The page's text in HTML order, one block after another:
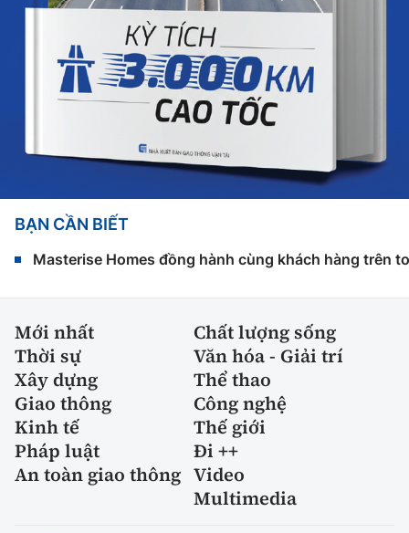
BẠN CẦN BIẾT
Masterise Homes đồng hành cùng khách hàng trên
Mới nhất
Chất lượng sống
Thời sự
Văn hóa - Giải trí
Xây dựng
Thể thao
Giao thông
Công nghệ
Kinh tế
Thế giới
Pháp luật
Đi ++
An toàn giao thông Video
Multimedia